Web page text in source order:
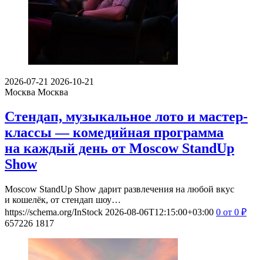
2026-07-21 2026-10-21
Москва Москва
Стендап, музыкальное лото и мастер-
классы — комедийная программа
на каждый день от Moscow StandUp
Show
Moscow StandUp Show дарит развлечения на любой вкус
и кошелёк, от стендап шоу…
https://schema.org/InStock 2026-08-06T12:15:00+03:00 0 от 0 ₽
657226 1817